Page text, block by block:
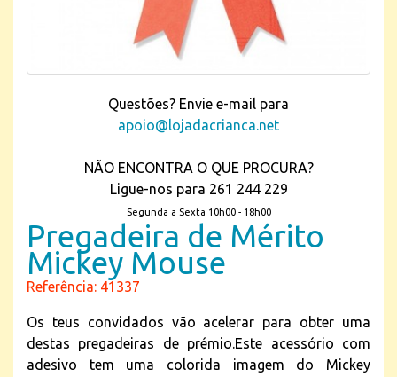
Questões? Envie e-mail para
apoio@lojadacrianca.net
NÃO ENCONTRA O QUE PROCURA?
Ligue-nos para 261 244 229
Segunda a Sexta 10h00 - 18h00
Pregadeira de Mérito
Mickey Mouse
Referência: 41337
Os teus convidados vão acelerar para obter uma
destas pregadeiras de prémio.Este acessório com
adesivo tem uma colorida imagem do Mickey